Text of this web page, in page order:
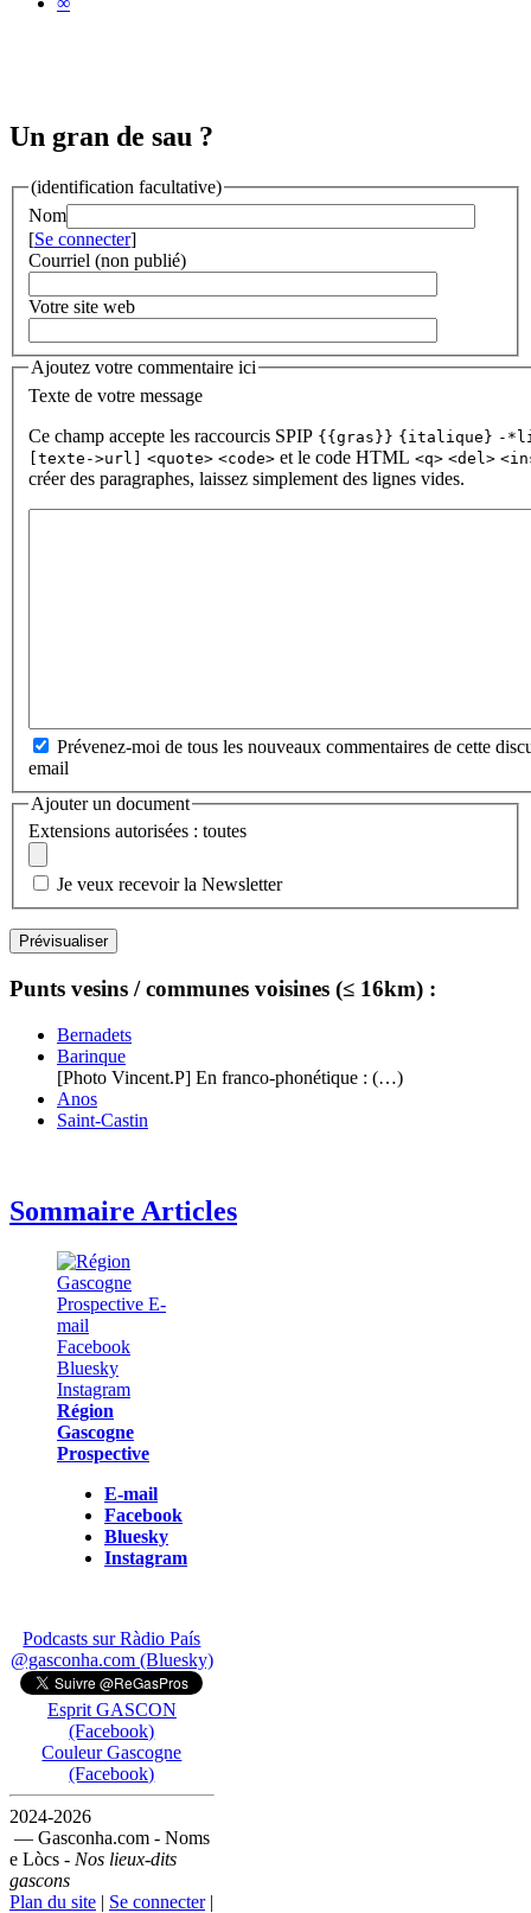
Un gran de sau ?
(identification facultative)
Nom
[Se connecter]
Courriel (non publié)
Votre site web
Ajoutez votre commentaire ici
Texte de votre message
Ce champ accepte les raccourcis SPIP {{gras}} {italique} -
[texte->url] <quote> <code> et le code HTML <q> <del>
créer des paragraphes, laissez simplement des lignes vides.
Prévenez-moi de tous les nouveaux commentaires de cette
email
Ajouter un document
Extensions autorisées : toutes
Je veux recevoir la Newsletter
Punts vesins / communes voisines (≤ 16km) :
Bernadets
Barinque
[Photo Vincent.P] En franco-phonétique : (…)
Anos
Saint-Castin
Sommaire Articles
Région
Gascogne
Prospective
E-mail
Facebook
Bluesky
Instagram
Podcasts sur Ràdio País
@gasconha.com (Bluesky)
Esprit GASCON
(Facebook)
Couleur Gascogne
(Facebook)
2024-2026
— Gasconha.com - Noms
e Lòcs - Nos lieux-dits
gascons
Plan du site | Se connecter|